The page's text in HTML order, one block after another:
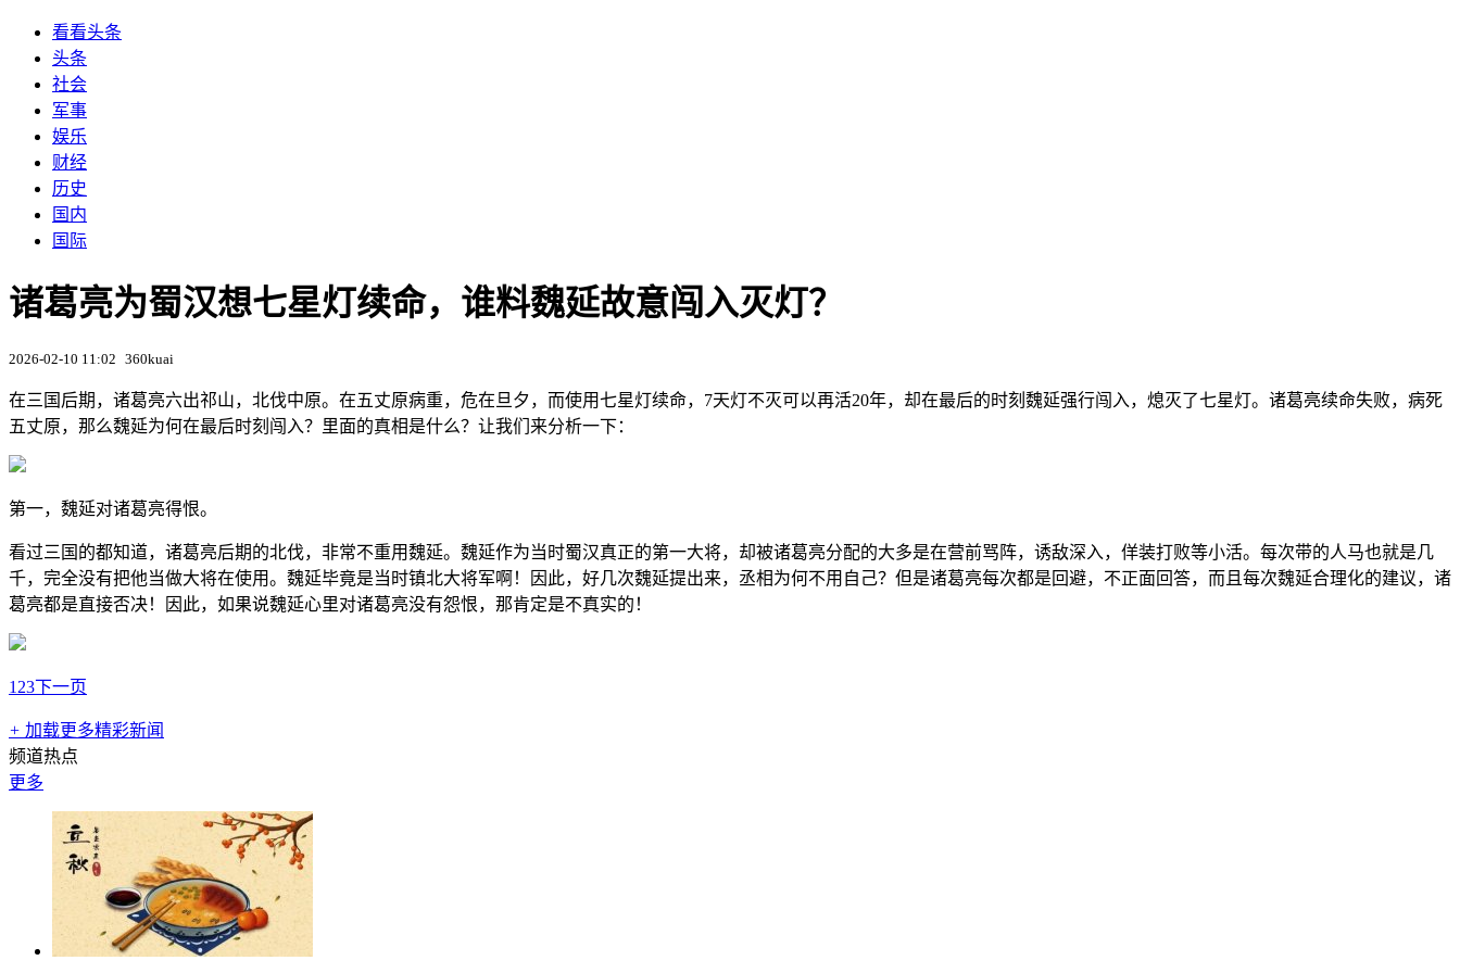
看看头条
头条
社会
军事
娱乐
财经
历史
国内
国际
诸葛亮为蜀汉想七星灯续命，谁料魏延故意闯入灭灯？
2026-02-10 11:02 360kuai
在三国后期，诸葛亮六出祁山，北伐中原。在五丈原病重，危在旦夕，而使用七星灯续命，7天灯不灭可以再活20年，却在最后的时刻魏延强行闯入，熄灭了七星灯。诸葛亮续命失败，病死
五丈原，那么魏延为何在最后时刻闯入？里面的真相是什么？让我们来分析一下：
第一，魏延对诸葛亮得恨。
看过三国的都知道，诸葛亮后期的北伐，非常不重用魏延。魏延作为当时蜀汉真正的第一大将，却被诸葛亮分配的大多是在营前骂阵，诱敌深入，佯装打败等小活。每次带的人马也就是几
千，完全没有把他当做大将在使用。魏延毕竟是当时镇北大将军啊！因此，好几次魏延提出来，丞相为何不用自己？但是诸葛亮每次都是回避，不正面回答，而且每次魏延合理化的建议，诸
葛亮都是直接否决！因此，如果说魏延心里对诸葛亮没有怨恨，那肯定是不真实的！
1 23下一页
+ 加载更多精彩新闻
频道热点
更多